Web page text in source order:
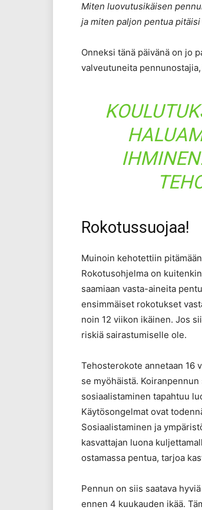
Miten luovutusikäisen
ja miten paljon pentua
Onneksi tänä päivänä on jo
valveutuneita
Rokotussuojaa!
Muinoin kehotettiin
Rokotusohjelma on
saamiaan vasta-aineita
ensimmäiset rokotukset
noin 12 viikon ikäinen. Jos
riskiä sairastumiselle ole.
Tehosterokote annetaan 16
se myöhäistä.
sosiaalistaminen tapahtuu
Käytösongelmat ovat
Sosiaalistaminen ja
kasvattajan luona
ostamassa pentua, tarjoa
Pennun on siis saatava
ennen 4 kuukauden ikää.